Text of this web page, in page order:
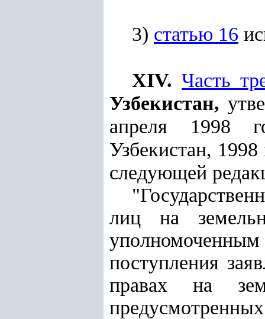
3) статью 16
XIV.Часть
Узбекистан,
апреля 1998
Узбекистан,
следующей
лиц на
поступления
правах на